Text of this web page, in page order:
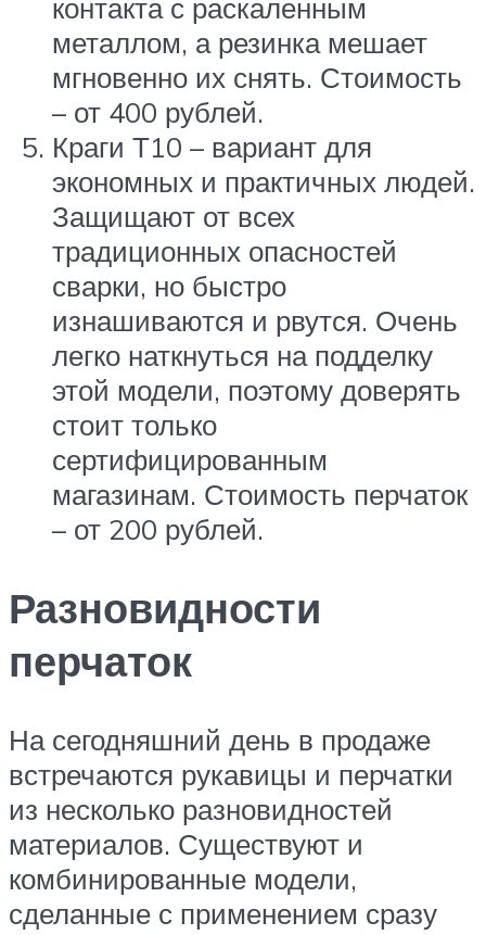
контакта с раскаленным
металлом, а резинка мешает
мгновенно их снять. Стоимость
– от 400 рублей.
Краги Т10 – вариант для
экономных и практичных людей.
Защищают от всех
традиционных опасностей
сварки, но быстро
изнашиваются и рвутся. Очень
легко наткнуться на подделку
этой модели, поэтому доверять
стоит только
сертифицированным
магазинам. Стоимость перчаток
– от 200 рублей.
Разновидности
перчаток
На сегодняшний день в продаже
встречаются рукавицы и перчатки
из несколько разновидностей
материалов. Существуют и
комбинированные модели,
сделанные с применением сразу